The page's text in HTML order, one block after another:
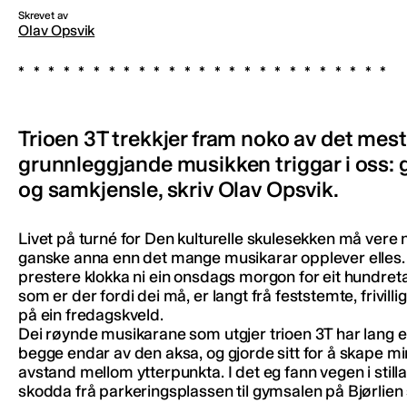
Skrevet av
Olav Opsvik
Trioen 3T trekkjer fram noko av det mest
grunnleggjande musikken triggar i oss:
og samkjensle, skriv Olav Opsvik.
Livet på turné for Den kulturelle skulesekken må vere
ganske anna enn det mange musikarar opplever elles.
prestere klokka ni ein onsdags morgon for eit
som er der fordi dei må, er langt frå feststemte,
på ein fredagskveld.
Dei røynde musikarane som utgjer trioen 3T har lang
begge endar av den aksa, og gjorde sitt for å skape
avstand mellom ytterpunkta. I det eg fann vegen i
skodda frå parkeringsplassen til gymsalen på Bjørlien